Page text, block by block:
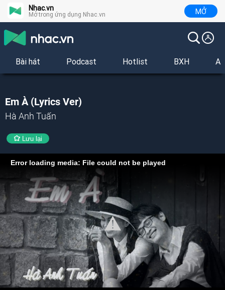
Nhac.vn
Mở trong ứng dụng Nhac.vn MỞ
Bài hát Podcast Hotlist BXH
Em À (Lyrics Ver)
Hà Anh Tuấn
Lưu lại
Error loading media: File could not be played